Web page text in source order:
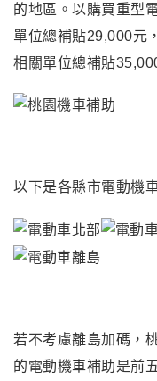
的地區。以購買重型
單位總補貼29,000元
相關單位總補貼
以下是各縣市電動機
若不考慮離島加碼 ，
的電動機車補助是前